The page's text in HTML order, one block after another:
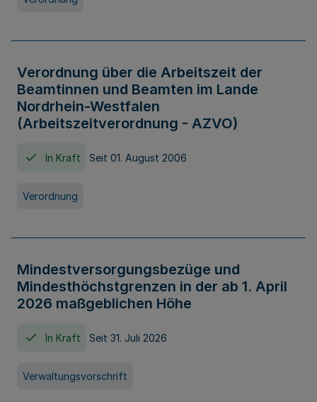
Verordnung über die Arbeitszeit der
Beamtinnen und Beamten im Lande
Nordrhein-Westfalen
(Arbeitszeitverordnung - AZVO)
In Kraft Seit 01. August 2006
Verordnung
Mindestversorgungsbezüge und
Mindesthöchstgrenzen in der ab 1. April
2026 maßgeblichen Höhe
In Kraft Seit 31. Juli 2026
Verwaltungsvorschrift